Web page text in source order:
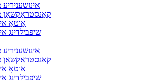
קאַנסטראַקשאַן
אַוטאָ
שיפּבילדינג
קאַנסטראַקשאַן
אַוטאָ
שיפּבילדינג